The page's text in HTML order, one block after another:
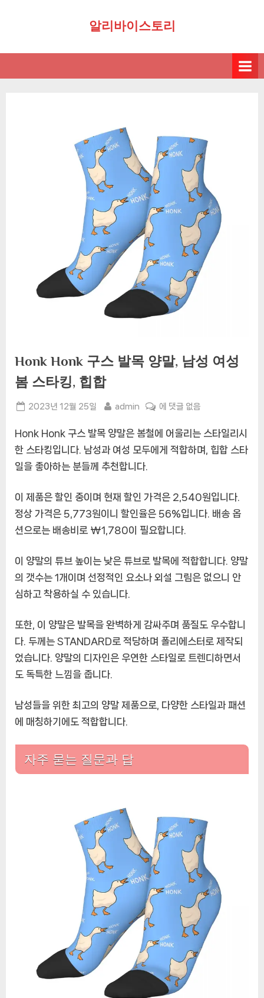
알리바이스토리
Honk Honk 구스 발목 양말, 남성 여성
봄 스타킹, 힙합
Posted
2023년 12월 25일 By
admin
Honk
구
스
말,
남
성
성
스
힙
합
에 댓글 없음
Honk Honk 구스 발목 양말은 봄철에 어울리는 스타일리시
한 스타킹입니다. 남성과 여성 모두에게 적합하며, 힙합 스타
일을 좋아하는 분들께 추천합니다.
이 제품은 할인 중이며 현재 할인 가격은 2,540원입니다.
정상 가격은 5,773원이니 할인율은 56%입니다. 배송 옵
션으로는 배송비로 ₩1,780이 필요합니다.
이 양말의 튜브 높이는 낮은 튜브로 발목에 적합합니다. 양말
의 갯수는 1개이며 선정적인 요소나 외설 그림은 없으니 안
심하고 착용하실 수 있습니다.
또한, 이 양말은 발목을 완벽하게 감싸주며 품질도 우수합니
다. 두께는 STANDARD로 적당하며 폴리에스터로 제작되
었습니다. 양말의 디자인은 우연한 스타일로 트렌디하면서
도 독특한 느낌을 줍니다.
남성들을 위한 최고의 양말 제품으로, 다양한 스타일과 패션
에 매칭하기에도 적합합니다.
자주 묻는 질문과 답